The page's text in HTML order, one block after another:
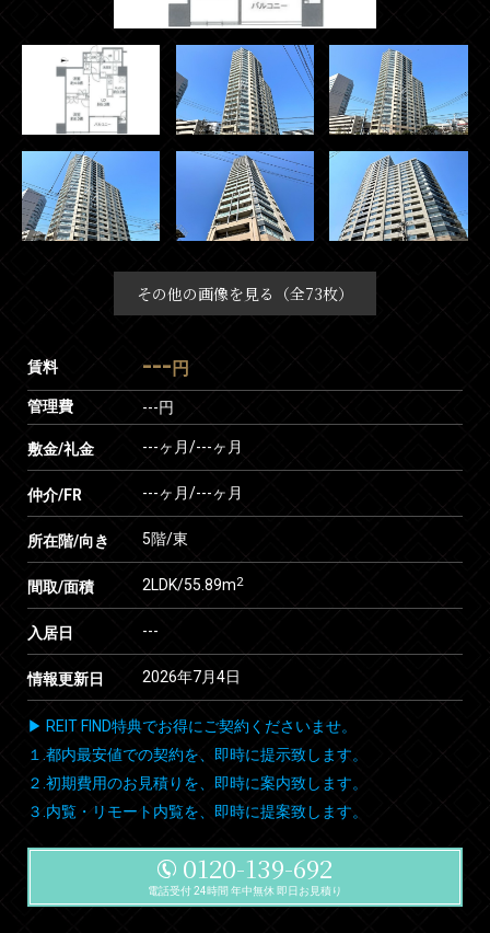
その他の画像を見る（全73枚）
賃料 --- 円
管理費 ---円
敷金/礼金 ---ヶ月/---ヶ月
仲介/FR ---ヶ月/---ヶ月
所在階/向き 5階/東
間取/面積 2LDK/55.89m2
入居日 ---
情報更新日 2026年7月4日
▶ REIT FIND特典でお得にご契約くださいませ。
１.都内最安値での契約を、即時に提示致します。
２.初期費用のお見積りを、即時に案内致します。
３.内覧・リモート内覧を、即時に提案致します。
0120-139-692
電話受付 24時間 年中無休 即日お見積り